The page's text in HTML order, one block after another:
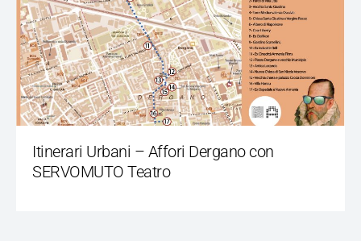
Itinerari Urbani – Affori Dergano con
SERVOMUTO Teatro